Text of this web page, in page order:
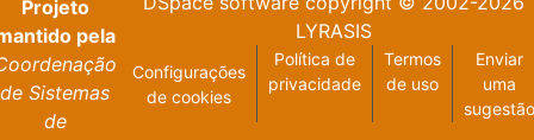
Projeto
pela
de Sistemas
de
LYRASIS
Configurações
de cookies
Política de
privacidade
Termos
de uso
Enviar
uma
sugestão